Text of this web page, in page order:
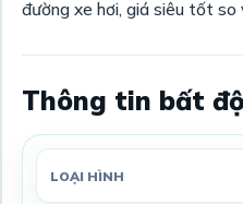
đường xe hơi, giá siêu tốt
Thông tin bất
LOẠI HÌNH